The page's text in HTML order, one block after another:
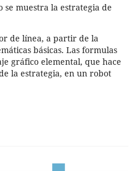
se muestra la estrategia de
de línea, a partir de la
básicas. Las formulas
gráfico elemental, que hace
la estrategia, en un robot